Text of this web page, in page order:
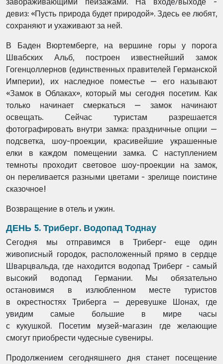
девиз: «Пусть природа будет природой». Здесь ее любят,
сохраняют и ухаживают за ней.
В Баден Вюртемберге, на вершине горы у порога
Швабских Альб, построен известнейший замок
Гогенцоллернов (единственных правителей Германской
Империи), их наследное поместье — его называют
«Замок в Облаках», который мы сегодня посетим. Как
только начинает смеркаться — замок начинают
освещать. Сейчас туристам разрешается
фотографировать внутри замка: праздничные опции —
подсветка, шоу-проекции, красивейшие украшенные
елки в каждом помещении замка. С наступлением
темноты проходит световое шоу-проекции на замок,
он переливается разными цветами - зрелище поистине
сказочное!
Возвращение в отель и ужин.
ДЕНЬ 5. Триберг. Водопад Тоднау
Сегодня мы отправимся в Триберг- еще один
живописный городок, расположенный прямо в сердце
Шварцвальда, где находится водопад Триберг - самый
высокий водопад Германии. Мы обязательно
остановимся в излюбленном месте туристов
в окрестностях Триберга — деревушке Шонах, где
увидим самые большие в мире часы
с кукушкой.
Посетим музей-магазин где желающие
смогут приобрести чудесные сувениры.
Продолжением сегодняшнего дня станет посещение